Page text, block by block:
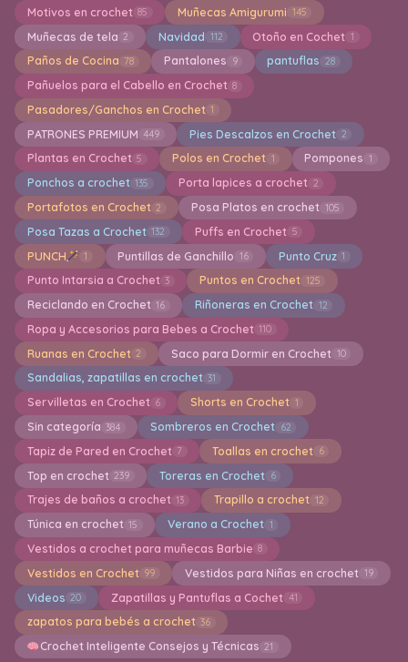
Motivos en crochet 85 Muñecas Amigurumi 145
Muñecas de tela 2 Navidad 112 Otoño en Cochet 1
Paños de Cocina 78 Pantalones 9 pantuflas 28
Pañuelos para el Cabello en Crochet 8
Pasadores/Ganchos en Crochet 1
PATRONES PREMIUM 449 Pies Descalzos en Crochet 2
Plantas en Crochet 5 Polos en Crochet 1 Pompones 1
Ponchos a crochet 135 Porta lapices a crochet 2
Portafotos en Crochet 2 Posa Platos en crochet 105
Posa Tazas a Crochet 132 Puffs en Crochet 5
PUNCH 1 Puntillas de Ganchillo 16 Punto Cruz 1
Punto Intarsia a Crochet 3 Puntos en Crochet 125
Reciclando en Crochet 16 Riñoneras en Crochet 12
Ropa y Accesorios para Bebes a Crochet 110
Ruanas en Crochet 2 Saco para Dormir en Crochet 10
Sandalias, zapatillas en crochet 31
Servilletas en Crochet 6 Shorts en Crochet 1
Sin categoría 384 Sombreros en Crochet 62
Tapiz de Pared en Crochet 7 Toallas en crochet 6
Top en crochet 239 Toreras en Crochet 6
Trajes de baños a crochet 13 Trapillo a crochet 12
Túnica en crochet 15 Verano a Crochet 1
Vestidos a crochet para muñecas Barbie 8
Vestidos en Crochet 99 Vestidos para Niñas en crochet 19
Videos 20 Zapatillas y Pantuflas a Cochet 41
zapatos para bebés a crochet 36
Crochet Inteligente Consejos y Técnicas 21